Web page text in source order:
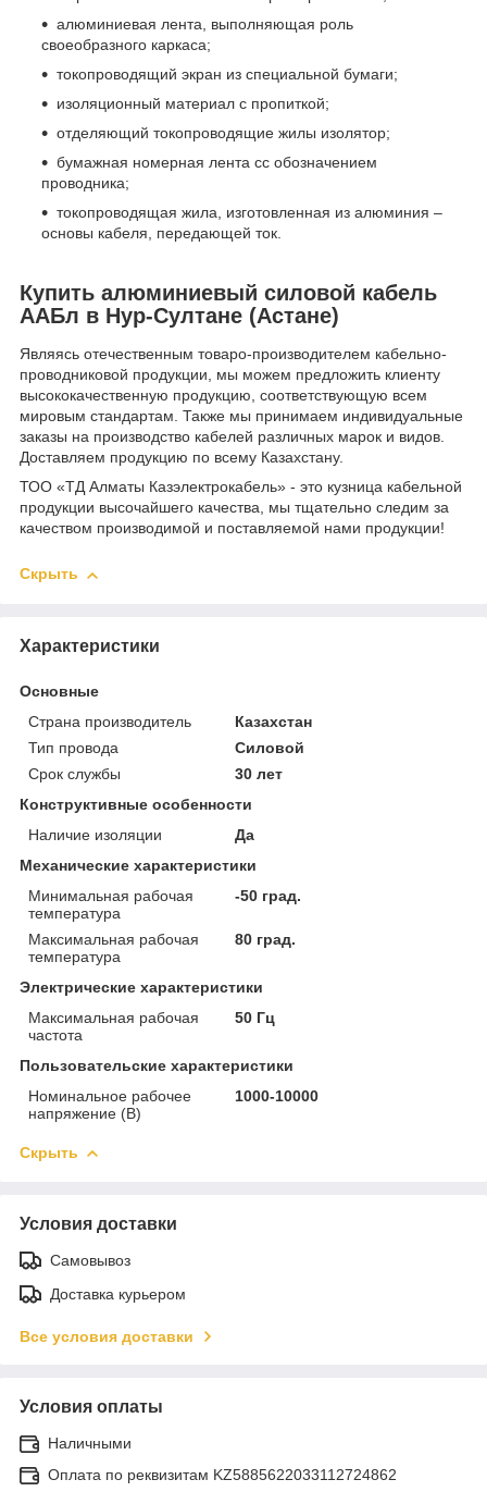
алюминиевая лента, выполняющая роль
своеобразного каркаса;
токопроводящий экран из специальной бумаги;
изоляционный материал с пропиткой;
отделяющий токопроводящие жилы изолятор;
бумажная номерная лента сс обозначением
проводника;
токопроводящая жила, изготовленная из алюминия –
основы кабеля, передающей ток.
Купить алюминиевый силовой кабель
ААБл в Нур-Султане (Астане)
Являясь отечественным товаро-производителем кабельно-
проводниковой продукции, мы можем предложить клиенту
высококачественную продукцию, соответствующую всем
мировым стандартам. Также мы принимаем индивидуальные
заказы на производство кабелей различных марок и видов.
Доставляем продукцию по всему Казахстану.
ТОО «ТД Алматы Казэлектрокабель» - это кузница кабельной
продукции высочайшего качества, мы тщательно следим за
качеством производимой и поставляемой нами продукции!
Скрыть
Характеристики
Основные
Страна производитель
Казахстан
Тип провода
Силовой
Срок службы
30 лет
Конструктивные особенности
Наличие изоляции
Да
Механические характеристики
Минимальная рабочая
температура
-50 град.
Максимальная рабочая
температура
80 град.
Электрические характеристики
Максимальная рабочая
частота
50 Гц
Пользовательские характеристики
Номинальное рабочее
напряжение (В)
1000-10000
Скрыть
Условия доставки
Самовывоз
Доставка курьером
Все условия доставки
Условия оплаты
Наличными
Оплата по реквизитам KZ5885622033112724862